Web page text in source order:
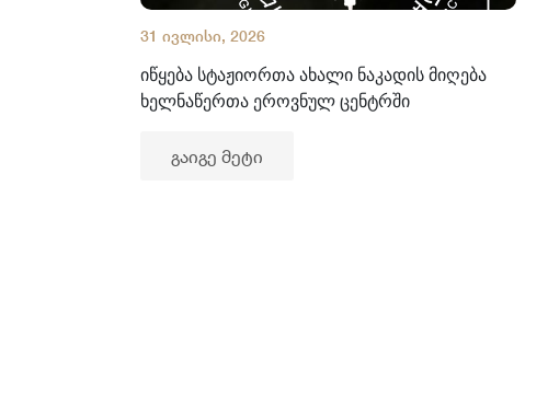
31 ივლისი, 2026
იწყება სტაჟიორთა ახალი ნაკადის მიღება
ხელნაწერთა ეროვნულ ცენტრში
გაიგე მეტი